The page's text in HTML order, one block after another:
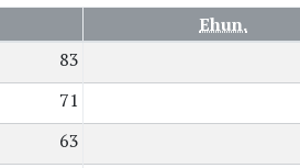
Ehun.
83
71
63